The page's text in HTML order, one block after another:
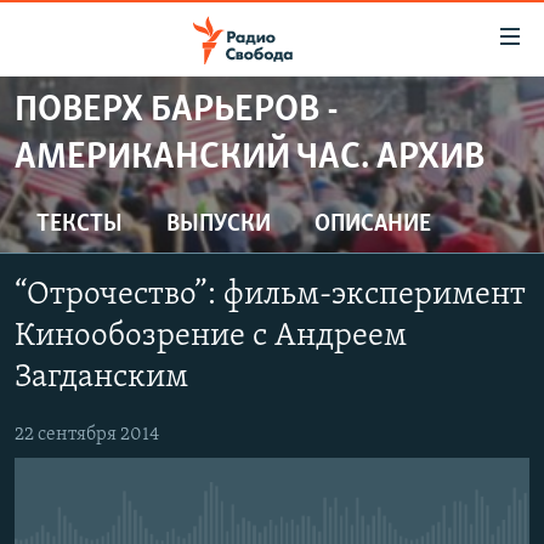
упрощенного
доступа
Вернуться
к
основному
Вернутся
главной
навигации
Вернутся
ПРОГРАММЫ
ПОДКАСТЫ
АВТОРСКИЕ ПРОЕКТЫ
ЦИТАТЫ СВОБОДЫ
МНЕНИЯ
КУЛЬТУРА
IDEL.РЕАЛИИ
КАВКАЗ.РЕАЛИИ
ПОВЕРХ БАРЬЕРОВ -
АМЕРИКАНСКИЙ ЧАС. АРХИВ
ТЕКСТЫ ВЫПУСКИ ОПИСАНИЕ
“Отрочество”: фильм-эксперимент
Кинообозрение с Андреем
Загданским
22 сентября 2014